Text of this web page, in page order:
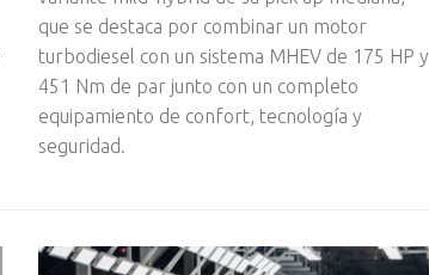
que se destaca por combinar un motor
turbodiesel con un sistema MHEV de 175 HP y
451 Nm de par junto con un completo
equipamiento de confort, tecnología y
seguridad.